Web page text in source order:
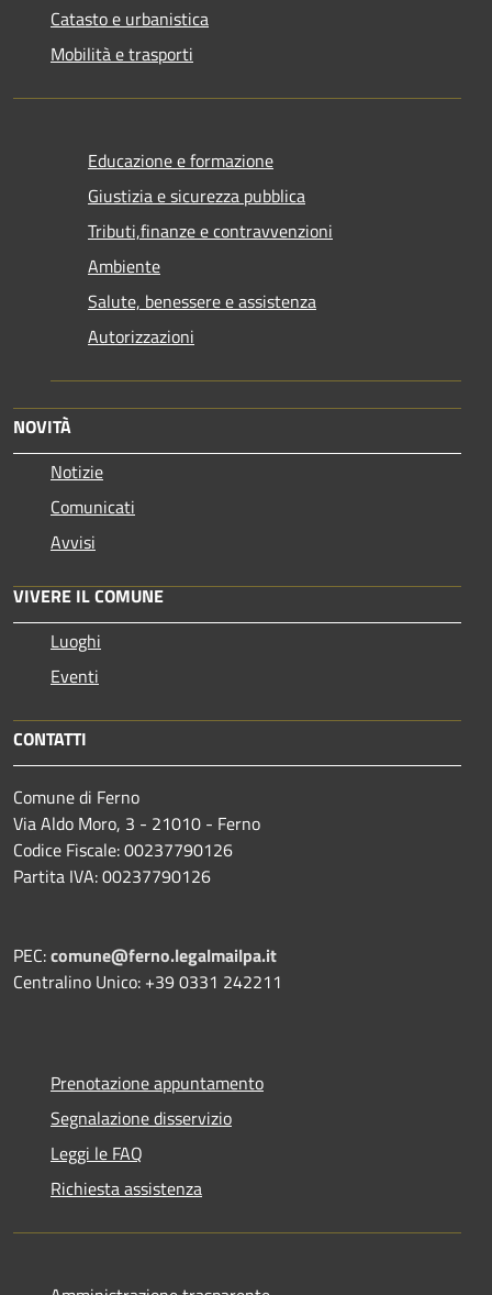
Catasto e urbanistica
Mobilità e trasporti
Educazione e formazione
Giustizia e sicurezza pubblica
Tributi,finanze e contravvenzioni
Ambiente
Salute, benessere e assistenza
Autorizzazioni
NOVITÀ
Notizie
Comunicati
Avvisi
VIVERE IL COMUNE
Luoghi
Eventi
CONTATTI
Comune di Ferno
Via Aldo Moro, 3 - 21010 - Ferno
Codice Fiscale: 00237790126
Partita IVA: 00237790126
PEC:comune@ferno.legalmailpa.it
Centralino Unico: +39 0331 242211
Prenotazione appuntamento
Segnalazione disservizio
Leggi le FAQ
Richiesta assistenza